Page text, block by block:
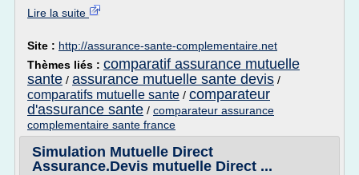
Lire la suite
Site : http://assurance-sante-complementaire.net
Thèmes liés : comparatif assurance mutuelle
sante / assurance mutuelle sante devis /
comparatifs mutuelle sante / comparateur
d'assurance sante / comparateur assurance
complementaire sante france
Simulation Mutuelle Direct
Assurance.Devis mutuelle Direct ...